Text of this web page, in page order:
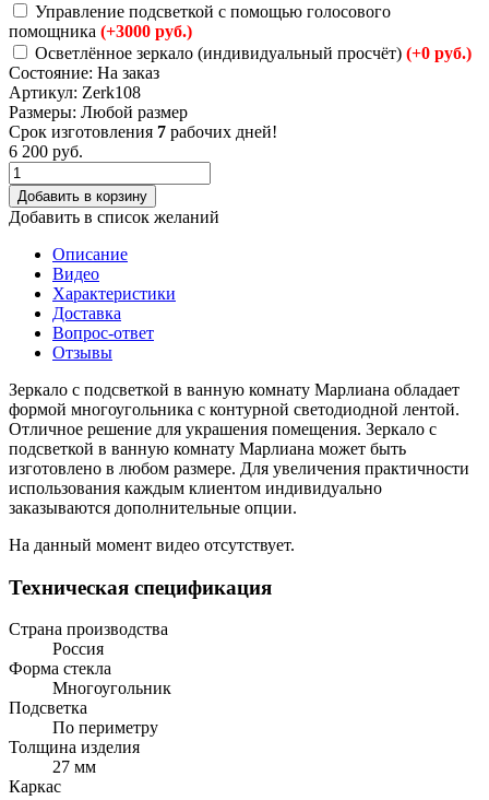
Управление подсветкой с помощью голосового
помощника (+3000 руб.)
Осветлённое зеркало (индивидуальный просчёт) (+0 руб.)
Состояние: На заказ
Артикул: Zerk108
Размеры: Любой размер
Срок изготовления 7 рабочих дней!
6 200 руб.
Добавить в корзину
Добавить в список желаний
Описание
Видео
Характеристики
Доставка
Вопрос-ответ
Отзывы
Зеркало с подсветкой в ванную комнату Марлиана обладает
формой многоугольника с контурной светодиодной лентой.
Отличное решение для украшения помещения. Зеркало с
подсветкой в ванную комнату Марлиана может быть
изготовлено в любом размере. Для увеличения практичности
использования каждым клиентом индивидуально
заказываются дополнительные опции.
На данный момент видео отсутствует.
Техническая спецификация
Страна производства
Россия
Форма стекла
Многоугольник
Подсветка
По периметру
Толщина изделия
27 мм
Каркас